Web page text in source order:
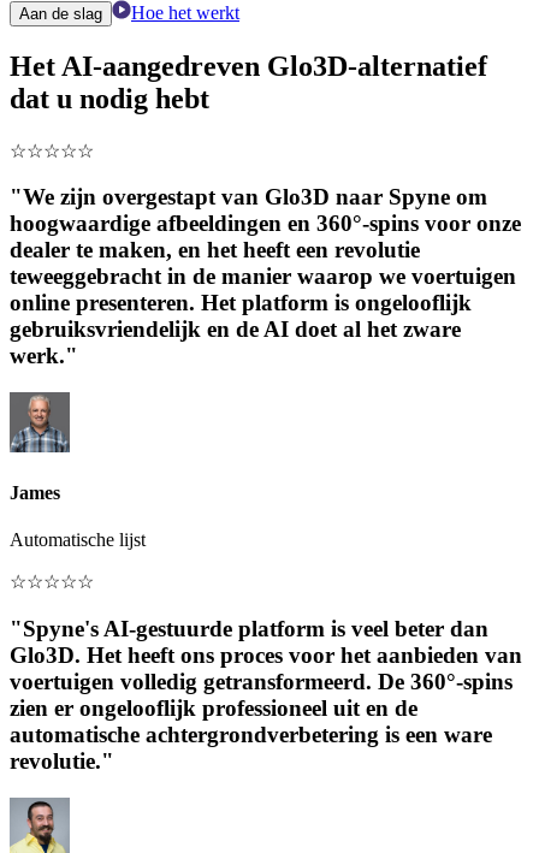
Aan de slag Hoe het werkt
Het AI-aangedreven Glo3D-alternatief
dat u nodig hebt
☆☆☆☆☆
"We zijn overgestapt van Glo3D naar Spyne om
hoogwaardige afbeeldingen en 360°-spins voor onze
dealer te maken, en het heeft een revolutie
teweeggebracht in de manier waarop we voertuigen
online presenteren. Het platform is ongelooflijk
gebruiksvriendelijk en de AI doet al het zware
werk."
James
Automatische lijst
☆☆☆☆☆
"Spyne's AI-gestuurde platform is veel beter dan
Glo3D. Het heeft ons proces voor het aanbieden van
voertuigen volledig getransformeerd. De 360°-spins
zien er ongelooflijk professioneel uit en de
automatische achtergrondverbetering is een ware
revolutie."